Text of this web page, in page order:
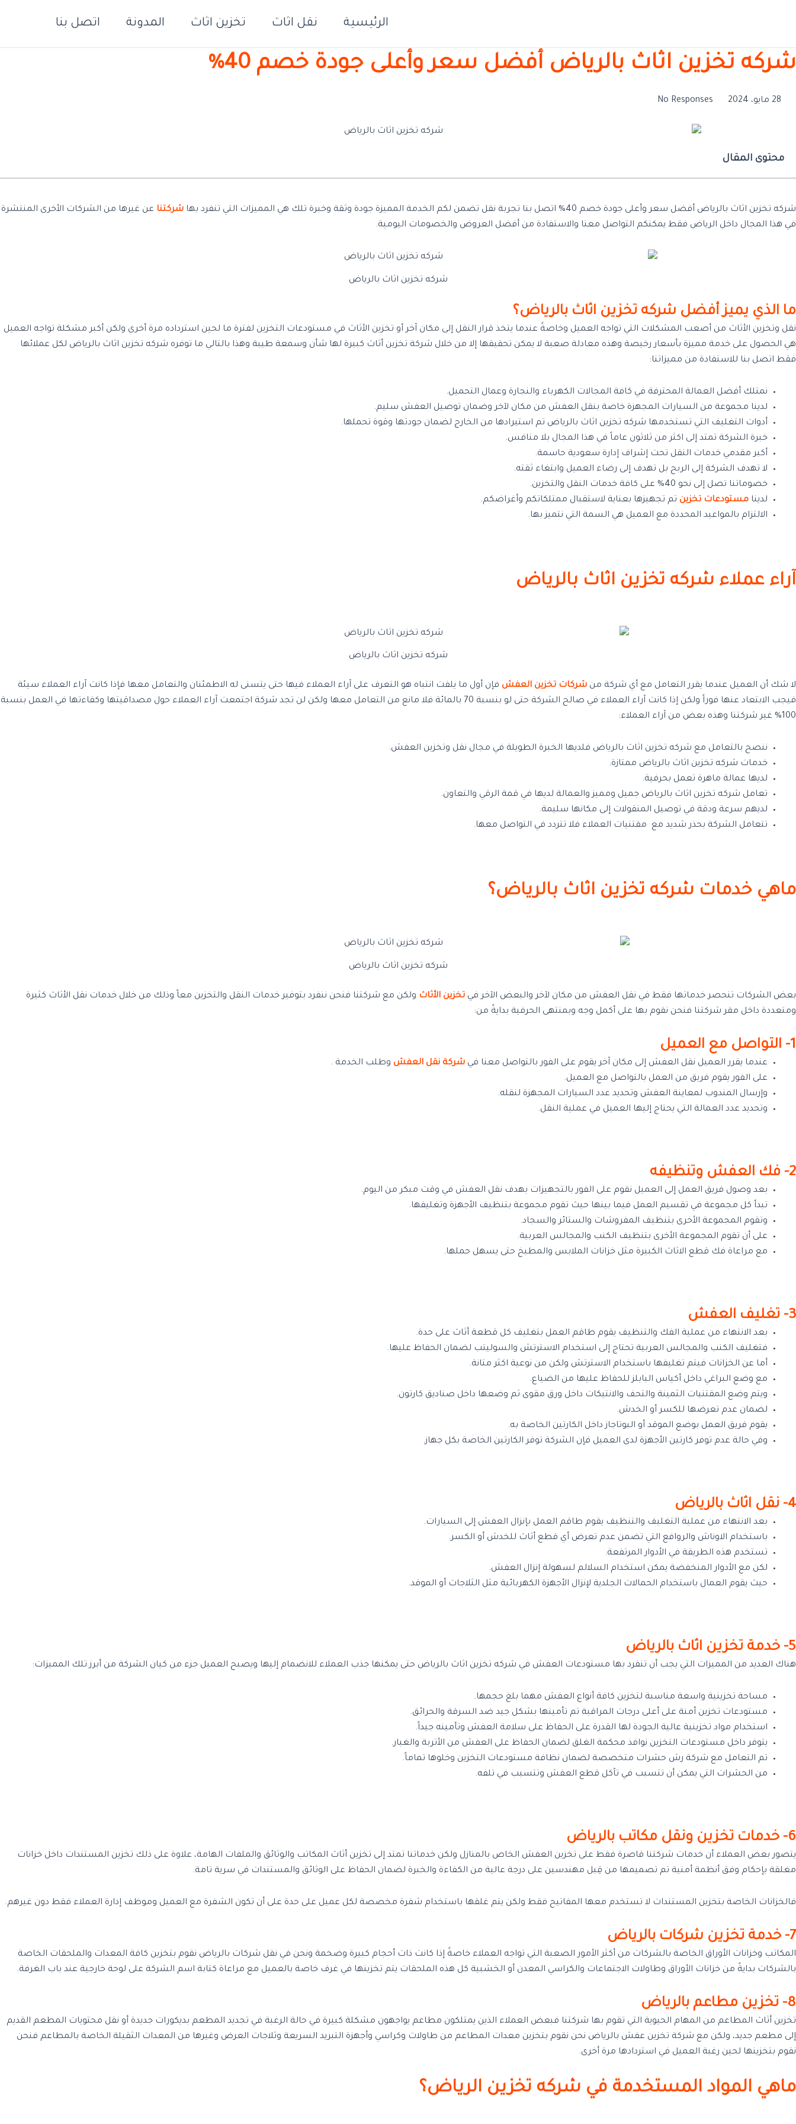
الرئيسية نقل اثاث تخزين اثاث المدونة اتصل بنا
شركه تخزين اثاث بالرياض أفضل سعر وأعلى جودة خصم 40%
28 مايو، 2024 No Responses
محتوى المقال
شركه تخزين اثاث بالرياض أفضل سعر وأعلى جودة خصم 40% اتصل بنا تجربة نقل تضمن لكم الخدمة المميزة جودة وثقة وخبرة تلك هي المميزات التي تنفرد بها شركتنا عن غيرها من الشركات الأخرى المنتشرة
في هذا المجال داخل الرياض فقط يمكنكم التواصل معنا والاستفادة من أفضل العروض والخصومات اليومية.
شركه تخزين اثاث بالرياض
ما الذي يميز أفضل شركه تخزين اثاث بالرياض؟
نقل وتخزين الأثاث من أصعب المشكلات التي تواجه العميل وخاصةً عندما يتخذ قرار النقل إلى مكان آخر أو تخزين الأثاث في مستودعات التخزين لفترة ما لحين استرداده مرة أخرى ولكن أكبر مشكلة تواجه العميل
هي الحصول على خدمة مميزة بأسعار رخيصة وهذه معادلة صعبة لا يمكن تحقيقها إلا من خلال شركة تخزين أثاث كبيرة لها شأن وسمعة طيبة وهذا بالتالي ما توفره شركه تخزين اثاث بالرياض لكل عملائها
فقط اتصل بنا للاستفادة من مميزاتنا:
نمتلك أفضل العمالة المحترفة في كافة المجالات الكهرباء والنجارة وعمال التحميل.
لدينا مجموعة من السيارات المجهزة خاصة بنقل العفش من مكان لآخر وضمان توصيل العفش سليم.
أدوات التغليف التي تستخدمها شركه تخزين اثاث بالرياض تم استيرادها من الخارج لضمان جودتها وقوة تحملها.
خبرة الشركة تمتد إلى اكثر من ثلاثون عاماً في هذا المجال بلا منافس.
أكبر مقدمي خدمات النقل تحت إشراف إدارة سعودية حاسمة.
لا تهدف الشركة إلى الربح بل تهدف إلى رضاء العميل وابتغاء ثقته.
خصوماتنا تصل إلى نحو 40% على كافة خدمات النقل والتخزين.
لدينا مستودعات تخزين تم تجهيزها بعناية لاستقبال ممتلكاتكم وأغراضكم.
الالتزام بالمواعيد المحددة مع العميل هي السمة التي نتميز بها.
آراء عملاء شركه تخزين اثاث بالرياض
شركه تخزين اثاث بالرياض
لا شك أن العميل عندما يقرر التعامل مع أي شركة من شركات تخزين العفش فإن أول ما يلفت انتباه هو التعرف على آراء العملاء فيها حتى يتسنى له الاطمئنان والتعامل معها فإذا كانت آراء العملاء سيئة
فيجب الابتعاد عنها فوراً ولكن إذا كانت آراء العملاء في صالح الشركة حتى لو بنسبة 70 بالمائة فلا مانع من التعامل معها ولكن لن تجد شركة اجتمعت آراء العملاء حول مصداقيتها وكفاءتها في العمل بنسبة
100% غير شركتنا وهذه بعض من آراء العملاء:
ننصح بالتعامل مع شركه تخزين اثاث بالرياض فلديها الخبرة الطويلة في مجال نقل وتخزين العفش.
خدمات شركه تخزين اثاث بالرياض ممتازة.
لديها عمالة ماهرة تعمل بحرفية.
تعامل شركه تخزين اثاث بالرياض جميل ومميز والعمالة لديها في قمة الرقي والتعاون.
لديهم سرعة ودقة في توصيل المنقولات إلى مكانها سليمة.
تتعامل الشركة بحذر شديد مع مقتنيات العملاء فلا تتردد في التواصل معها.
ماهي خدمات شركه تخزين اثاث بالرياض؟
شركه تخزين اثاث بالرياض
بعض الشركات تنحصر خدماتها فقط في نقل العفش من مكان لآخر والبعض الآخر في تخزين الأثاث ولكن مع شركتنا فنحن ننفرد بتوفير خدمات النقل والتخزين معاً وذلك من خلال خدمات نقل الأثاث كثيرة
ومتعددة داخل مقر شركتنا فنحن نقوم بها على أكمل وجه وبمنتهى الحرفية بدايةً من:
1- التواصل مع العميل
عندما يقرر العميل نقل العفش إلى مكان آخر يقوم على الفور بالتواصل معنا في شركة نقل العفش وطلب الخدمة .
على الفور يقوم فريق من العمل بالتواصل مع العميل.
وإرسال المندوب لمعاينة العفش وتحديد عدد السيارات المجهزة لنقله.
وتحديد عدد العمالة التي يحتاج إليها العميل في عملية النقل.
2- فك العفش وتنظيفه
بعد وصول فريق العمل إلى العميل نقوم على الفور بالتجهيزات بهدف نقل العفش في وقت مبكر من اليوم.
تبدأ كل مجموعة في تقسيم العمل فيما بينها حيث تقوم مجموعة بتنظيف الأجهزة وتغليفها.
وتقوم المجموعة الأخرى بتنظيف المفروشات والستائر والسجاد.
على أن تقوم المجموعة الأخرى بتنظيف الكنب والمجالس العربية.
مع مراعاة فك قطع الاثاث الكبيرة مثل خزانات الملابس والمطبخ حتى يسهل حملها.
3- تغليف العفش
بعد الانتهاء من عملية الفك والتنظيف يقوم طاقم العمل بتغليف كل قطعة أثاث على حدة.
فتغليف الكنب والمجالس العربية تحتاج إلى استخدام الاسترتش والسوليتب لضمان الحفاظ عليها.
أما عن الخزانات فيتم تغليفها باستخدام الاسترتش ولكن من نوعية اكثر متانة.
مع وضع البراغي داخل أكياس البابلز للحفاظ عليها من الضياع.
ويتم وضع المقتنيات الثمينة والتحف والانتيكات داخل ورق مقوى ثم وضعها داخل صناديق كارتون.
لضمان عدم تعرضها للكسر أو الخدش.
يقوم فريق العمل بوضع الموقد أو البوتاجاز داخل الكارتين الخاصة به.
وفي حالة عدم توفر كارتين الأجهزة لدى العميل فإن الشركة توفر الكارتين الخاصة بكل جهاز.
4- نقل اثاث بالرياض
بعد الانتهاء من عملية التغليف والتنظيف يقوم طاقم العمل بإنزال العفش إلى السيارات.
باستخدام الاوناش والروافع التي تضمن عدم تعرض أي قطع أثاث للخدش أو الكسر.
تستخدم هذه الطريقة في الأدوار المرتفعة.
لكن مع الأدوار المنخفضة يمكن استخدام السلالم لسهولة إنزال العفش.
حيث يقوم العمال باستخدام الحمالات الجلدية لإنزال الأجهزة الكهربائية مثل الثلاجات أو الموقد.
5- خدمة تخزين اثاث بالرياض
هناك العديد من المميزات التي يجب أن تنفرد بها مستودعات العفش في شركه تخزين اثاث بالرياض حتى يمكنها جذب العملاء للانضمام إليها ويصبح العميل جزء من كيان الشركة من أبرز تلك المميزات:
مساحة تخزينية واسعة مناسبة لتخزين كافة أنواع العفش مهما بلغ حجمها.
مستودعات تخزين أمنة على أعلى درجات المراقبة تم تأمينها بشكل جيد ضد السرقة والحرائق.
استخدام مواد تخزينية عالية الجودة لها القدرة على الحفاظ على سلامة العفش وتأمينه جيداً.
يتوفر داخل مستودعات التخزين نوافذ محكمة الغلق لضمان الحفاظ على العفش من الأتربة والغبار.
تم التعامل مع شركة رش حشرات متخصصة لضمان نظافة مستودعات التخزين وخلوها تماماً.
من الحشرات التي يمكن أن تتسبب في تآكل قطع العفش وتتسبب في تلفه.
6- خدمات تخزين ونقل مكاتب بالرياض
يتصور بعض العملاء أن خدمات شركتنا قاصرة فقط على تخزين العفش الخاص بالمنازل ولكن خدماتنا تمتد إلى تخزين أثاث المكاتب والوثائق والملفات الهامة، علاوة على ذلك تخزين المستندات داخل خزانات
مغلقة بإحكام وفق أنظمة أمنية تم تصميمها من قِبل مهندسين على درجة عالية من الكفاءة والخبرة لضمان الحفاظ على الوثائق والمستندات في سرية تامة.
فالخزانات الخاصة بتخزين المستندات لا تستخدم معها المفاتيح فقط ولكن يتم غلقها باستخدام شفرة مخصصة لكل عميل على حدة على أن تكون الشفرة مع العميل وموظف إدارة العملاء فقط دون غيرهم.
7- خدمة تخزين شركات بالرياض
المكاتب وخزانات الأوراق الخاصة بالشركات من أكثر الأمور الصعبة التي تواجه العملاء خاصةً إذا كانت ذات أحجام كبيرة وضخمة ونحن في نقل شركات بالرياض نقوم بتخزين كافة المعدات والملحقات الخاصة
بالشركات بدايةً من خزانات الأوراق وطاولات الاجتماعات والكراسي المعدن أو الخشبية كل هذه الملحقات يتم تخزينها في غرف خاصة بالعميل مع مراعاة كتابة اسم الشركة على لوحة خارجية عند باب الغرفة.
8- تخزين مطاعم بالرياض
تخزين أثاث المطاعم من المهام الحيوية التي تقوم بها شركتنا فبعض العملاء الذين يمتلكون مطاعم يواجهون مشكلة كبيرة في حالة الرغبة في تجديد المطعم بديكورات جديدة أو نقل محتويات المطعم القديم
إلى مطعم جديد، ولكن مع شركة تخزين عفش بالرياض نحن نقوم بتخزين معدات المطاعم من طاولات وكراسي وأجهزة التبريد السريعة وثلاجات العرض وغيرها من المعدات الثقيلة الخاصة بالمطاعم فنحن
نقوم بتخزينها لحين رغبة العميل في استردادها مرة أخرى.
ماهي المواد المستخدمة في شركه تخزين الرياض؟